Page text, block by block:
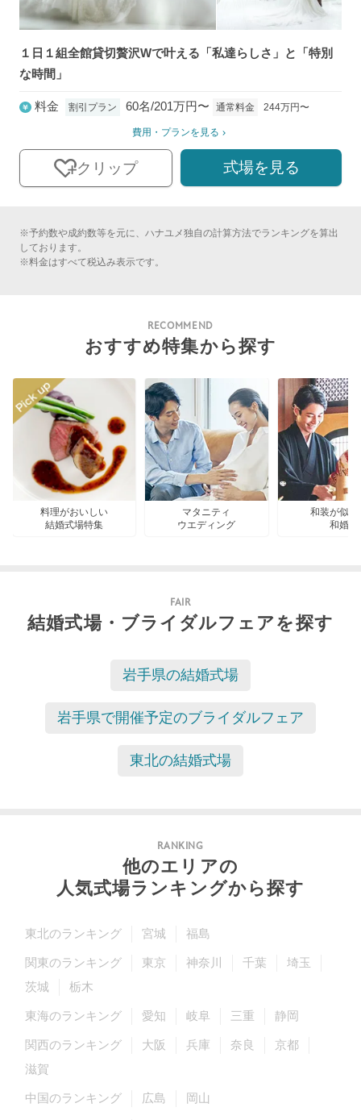
１日１組全館貸切贅沢Wで叶える「私達らしさ」と「特別
な時間」
料金 割引プラン 60名/201万円〜 通常料金 244万円〜
費用・プランを見る
クリップ 式場を見る
※予約数や成約数等を元に、ハナユメ独自の計算方法でランキングを算出
しております。
※料金はすべて税込み表示です。
RECOMMEND
おすすめ特集から探す
料理がおいしい
結婚式場特集
マタニティ
ウエディング
和装が似合
和婚
FAIR
結婚式場・ブライダルフェアを探す
岩手県の結婚式場
岩手県で開催予定のブライダルフェア
東北の結婚式場
RANKING
他のエリアの
人気式場ランキングから探す
東北のランキング 宮城 福島
関東のランキング 東京 神奈川 千葉
埼玉
茨城
栃木
東海のランキング 愛知 岐阜 三重 静岡
関西のランキング 大阪 兵庫 奈良
京都
滋賀
中国のランキング 広島 岡山